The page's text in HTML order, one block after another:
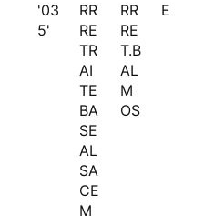
'03
5'
RR
RE
TR
AI
TE
BA
SE
AL
SA
CE
M
RR
RE
T.B
AL
M
OS
E